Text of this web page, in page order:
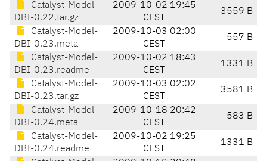
Catalyst-Model-
DBI-0.22.tar.gz
2009-10-02 19:45
CEST
3559 B
Catalyst-Model-
DBI-0.23.meta
2009-10-03 02:00
CEST
557 B
Catalyst-Model-
DBI-0.23.readme
2009-10-02 18:43
CEST
1331 B
Catalyst-Model-
DBI-0.23.tar.gz
2009-10-03 02:02
CEST
3581 B
Catalyst-Model-
DBI-0.24.meta
2009-10-18 20:42
CEST
583 B
Catalyst-Model-
DBI-0.24.readme
2009-10-02 19:25
CEST
1331 B